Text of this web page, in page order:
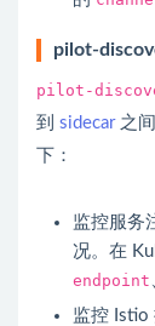
pilot-
pilot-
到 sidecar之间
下：
监控服务
况。在
endpoint
监控 Istio